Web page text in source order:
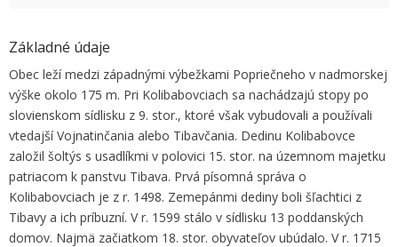
Základné údaje
Obec leží medzi západnými výbežkami Popriečneho v nadmorskej
výške okolo 175 m. Pri Kolibabovciach sa nachádzajú stopy po
slovienskom sídlisku z 9. stor., ktoré však vybudovali a používali
vtedajší Vojnatinčania alebo Tibavčania. Dedinu Kolibabovce
založil šoltýs s usadlíkmi v polovici 15. stor. na územnom majetku
patriacom k panstvu Tibava. Prvá písomná správa o
Kolibabovciach je z r. 1498. Zemepánmi dediny boli šľachtici z
Tibavy a ich príbuzní. V r. 1599 stálo v sídlisku 13 poddanských
domov. Najmä začiatkom 18. stor. obyvateľov ubúdalo. V r. 1715